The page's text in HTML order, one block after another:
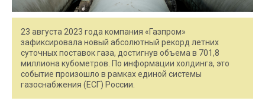
23 августа 2023 года компания «Газпром»
зафиксировала новый абсолютный рекорд летних
суточных поставок газа, достигнув объема в 701,8
миллиона кубометров. По информации холдинга, это
событие произошло в рамках единой системы
газоснабжения (ЕСГ) России.